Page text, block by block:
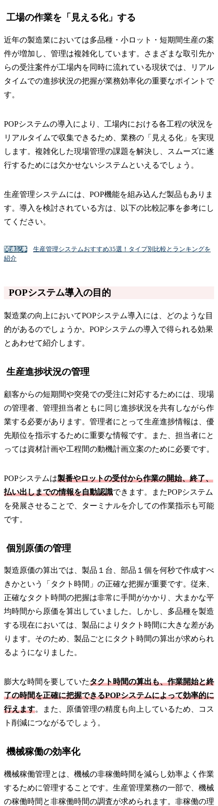
工場の作業を「見える化」する
近年の製造業においては多品種・小ロット・短期間生産の案
件が増加し、管理は複雑化しています。さまざまな取引先か
らの受注案件が工場内を同時に流れている現状では、リアル
タイムでの進捗状況の把握が業務効率化の重要なポイントで
す。
POPシステムの導入により、工場内における各工程の状況を
リアルタイムで収集できるため、業務の「見える化」を実現
します。複雑化した現場管理の課題を解決し、スムーズに遂
行するためには欠かせないシステムといえるでしょう。
生産管理システムには、POP機能を組み込んだ製品もありま
す。導入を検討されている方は、以下の比較記事を参考にし
てください。
関連記事
生産管理システムおすすめ35選！タイプ別比較とランキングを
紹介
POPシステム導入の目的
製造業の向上においてPOPシステム導入には、どのような目
的があるのでしょうか。POPシステムの導入で得られる効果
とあわせて紹介します。
生産進捗状況の管理
顧客からの短期間や突発での受注に対応するためには、現場
の管理者、管理担当者ともに同じ進捗状況を共有しながら作
業する必要があります。管理者にとって生産進捗情報は、優
先順位を指示するために重要な情報です。また、担当者にと
っては資材計画や工程間の動機計画立案のために必要です。
POPシステムは製番やロットの受付から作業の開始、終了、
払い出しまでの情報を自動認識できます。またPOPシステム
を発展させることで、ターミナルを介しての作業指示も可能
です。
個別原価の管理
製造原価の算出では、製品１台、部品１個を何秒で作成すべ
きかという「タクト時間」の正確な把握が重要です。従来、
正確なタクト時間の把握は非常に手間がかかり、大まかな平
均時間から原価を算出していました。しかし、多品種を製造
する現在においては、製品によりタクト時間に大きな差があ
ります。そのため、製品ごとにタクト時間の算出が求められ
るようになりました。
膨大な時間を要していたタクト時間の算出も、作業開始と終
了の時間を正確に把握できるPOPシステムによって効率的に
行えます。また、原価管理の精度も向上しているため、コス
ト削減につながるでしょう。
機械稼働の効率化
機械稼働管理とは、機械の非稼働時間を減らし効率よく作業
するために管理することです。生産管理業務の一部で、機械
の稼働時間と非稼働時間の調査が求められます。非稼働の理